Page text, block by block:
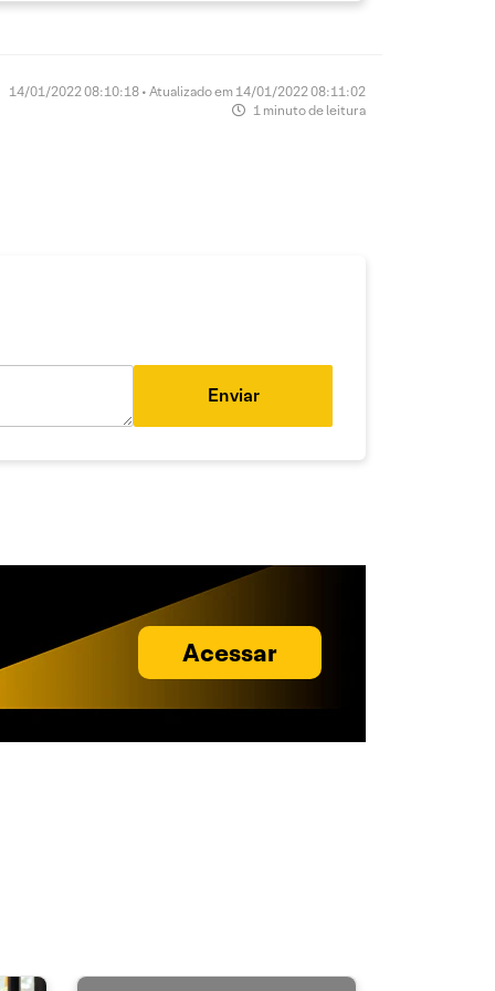
14/01/2022 08:10:18 • Atualizado em 14/01/2022 08:11:02
1 minuto de leitura
Enviar
Acessar